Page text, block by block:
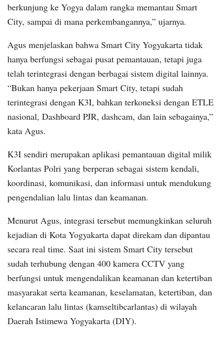
berkunjung ke Yogya dalam rangka memantau Smart
City, sampai di mana perkembangannya,” ujarnya.
Agus menjelaskan bahwa Smart City Yogyakarta tidak
hanya berfungsi sebagai pusat pemantauan, tetapi juga
telah terintegrasi dengan berbagai sistem digital lainnya.
“Bukan hanya pekerjaan Smart City, tetapi sudah
terintegrasi dengan K3I, bahkan terkoneksi dengan ETLE
nasional, Dashboard PJR, dashcam, dan lain sebagainya,”
kata Agus.
K3I sendiri merupakan aplikasi pemantauan digital milik
Korlantas Polri yang berperan sebagai sistem kendali,
koordinasi, komunikasi, dan informasi untuk mendukung
pengendalian lalu lintas dan keamanan.
Menurut Agus, integrasi tersebut memungkinkan seluruh
kejadian di Kota Yogyakarta dapat direkam dan dipantau
secara real time. Saat ini sistem Smart City tersebut
sudah terhubung dengan 400 kamera CCTV yang
berfungsi untuk mengendalikan keamanan dan ketertiban
masyarakat serta keamanan, keselamatan, ketertiban, dan
kelancaran lalu lintas (kamseltibcarlantas) di wilayah
Daerah Istimewa Yogyakarta (DIY).